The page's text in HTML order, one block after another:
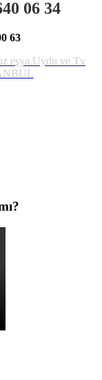
06 34
63
eşya Uydu ve Tv